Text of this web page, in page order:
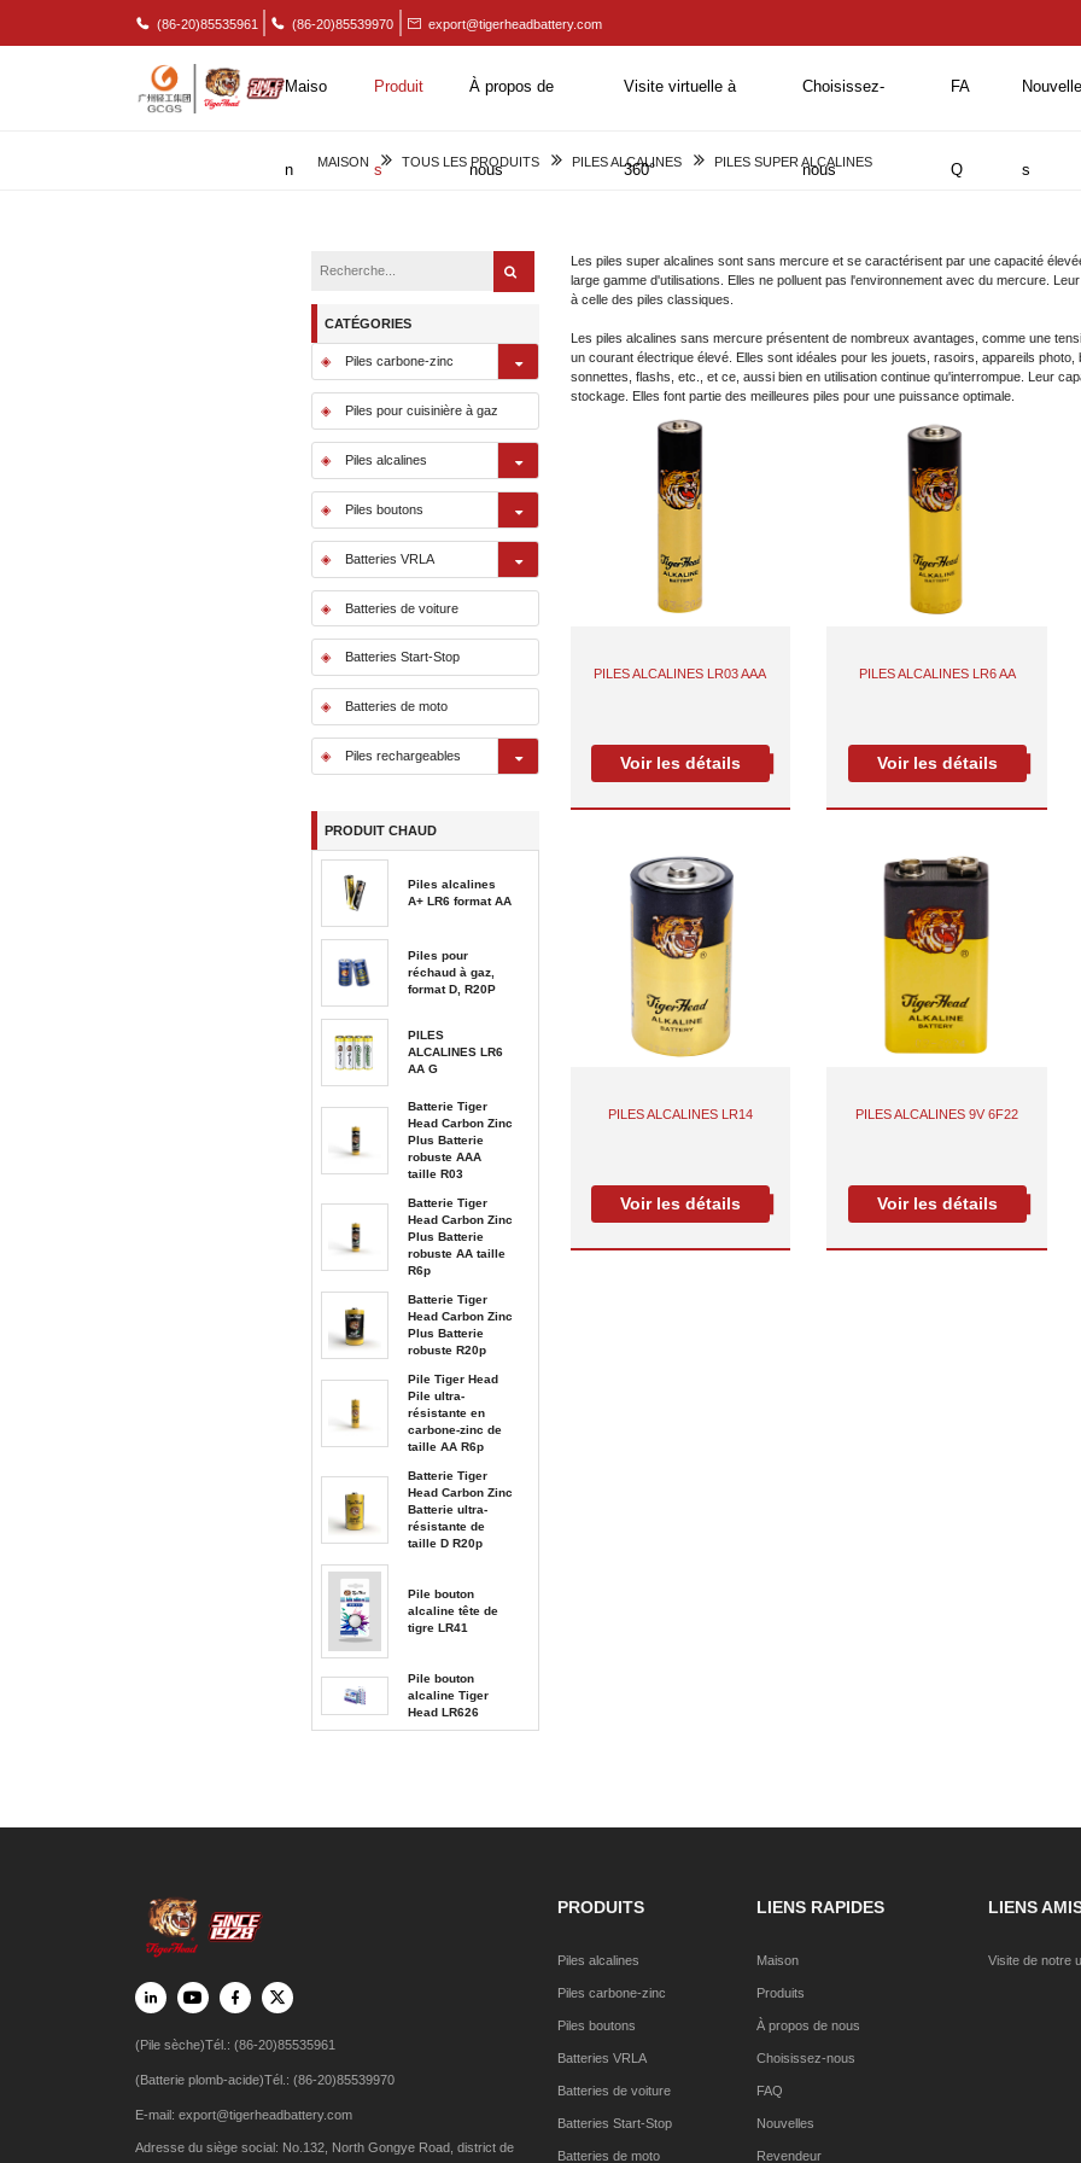
(86-20)85535961 (86-20)85539970 export@tigerheadbattery.com
Maiso
n
Produit
s
À propos de
nous
Visite virtuelle à
360°
Choisissez-
nous
FA
Q
Nouvelle
s
MAISON TOUS LES PRODUITS PILES ALCALINES PILES SUPER ALCALINES
Les piles super alcalines sont sans mercure et se caractérisent par une capacité
large gamme d'utilisations. Elles ne polluent pas l'environnement avec du mercure.
à celle des piles classiques.
Les piles alcalines sans mercure présentent de nombreux avantages, comme une
un courant électrique élevé. Elles sont idéales pour les jouets, rasoirs, appareils
sonnettes, flashs, etc., et ce, aussi bien en utilisation continue qu'interrompue. Leur
stockage. Elles font partie des meilleures piles pour une puissance optimale.
PILES ALCALINES LR03 AAA
Voir les détails
PILES ALCALINES LR6 AA
Voir les détails
PILES ALCALINES LR14
Voir les détails
PILES ALCALINES 9V 6F22
Voir les détails
CATÉGORIES
Piles carbone-zinc
Piles pour cuisinière à gaz
Piles alcalines
Piles boutons
Batteries VRLA
Batteries de voiture
Batteries Start-Stop
Batteries de moto
Piles rechargeables
PRODUIT CHAUD
Piles alcalines
A+ LR6 format AA
Piles pour
réchaud à gaz,
format D, R20P
PILES
ALCALINES LR6
AA G
Batterie Tiger
Head Carbon Zinc
Plus Batterie
robuste AAA
taille R03
Batterie Tiger
Head Carbon Zinc
Plus Batterie
robuste AA taille
R6p
Batterie Tiger
Head Carbon Zinc
Plus Batterie
robuste R20p
Pile Tiger Head
Pile ultra-
résistante en
carbone-zinc de
taille AA R6p
Batterie Tiger
Head Carbon Zinc
Batterie ultra-
résistante de
taille D R20p
Pile bouton
alcaline tête de
tigre LR41
Pile bouton
alcaline Tiger
Head LR626
(Pile sèche)Tél.: (86-20)85535961
(Batterie plomb-acide)Tél.: (86-20)85539970
E-mail: export@tigerheadbattery.com
Adresse du siège social: No.132, North Gongye Road, district de
PRODUITS
Piles alcalines
Piles carbone-zinc
Piles boutons
Batteries VRLA
Batteries de voiture
Batteries Start-Stop
Batteries de moto
LIENS RAPIDES
Maison
Produits
À propos de nous
Choisissez-nous
FAQ
Nouvelles
Revendeur
LIENS
Visite de notre